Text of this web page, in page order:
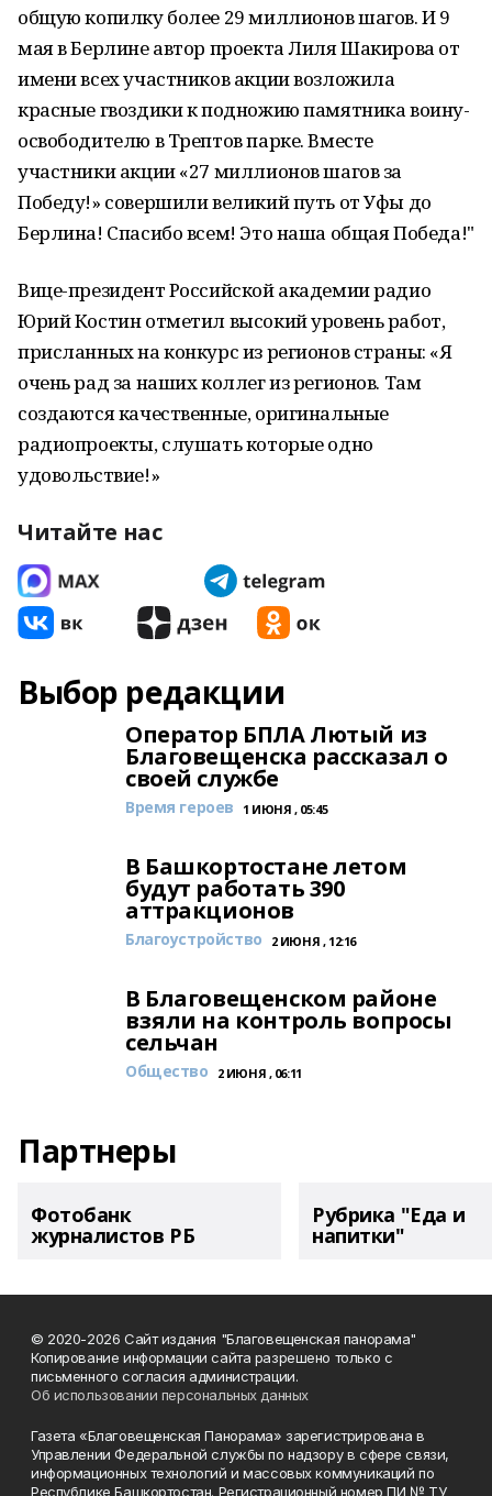
общую копилку более 29 миллионов шагов. И 9
мая в Берлине автор проекта Лиля Шакирова от
имени всех участников акции возложила
красные гвоздики к подножию памятника воину-
освободителю в Трептов парке. Вместе
участники акции «27 миллионов шагов за
Победу!» совершили великий путь от Уфы до
Берлина! Спасибо всем! Это наша общая Победа!"
Вице-президент Российской академии радио
Юрий Костин отметил высокий уровень работ,
присланных на конкурс из регионов страны: «Я
очень рад за наших коллег из регионов. Там
создаются качественные, оригинальные
радиопроекты, слушать которые одно
удовольствие!»
Читайте нас
Выбор редакции
Оператор БПЛА Лютый из
Благовещенска рассказал о
своей службе
Время героев 1 ИЮНЯ , 05:45
В Башкортостане летом
будут работать 390
аттракционов
Благоустройство 2 ИЮНЯ , 12:16
В Благовещенском районе
взяли на контроль вопросы
сельчан
Общество 2 ИЮНЯ , 06:11
Партнеры
Фотобанк
журналистов РБ
Рубрика "Еда и
напитки"
© 2020-2026 Сайт издания "Благовещенская панорама"
Копирование информации сайта разрешено только с
письменного согласия администрации.
Об использовании персональных данных
Газета «Благовещенская Панорама» зарегистрирована в
Управлении Федеральной службы по надзору в сфере связи,
информационных технологий и массовых коммуникаций по
Республике Башкортостан. Регистрационный номер ПИ № ТУ